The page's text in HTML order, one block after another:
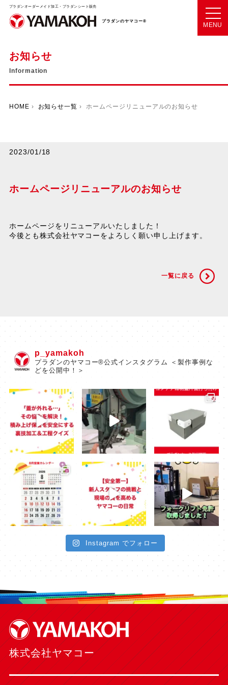
プラダンオーダーメイド加工・プラダンシート販売
プラダンのヤマコー®
MENU
お知らせ
Information
HOME › お知らせ一覧 › ホームページリニューアルのお知らせ
2023/01/18
ホームページリニューアルのお知らせ
ホームページをリニューアルいたしました！
今後とも株式会社ヤマコーをよろしく願い申し上げます。
一覧に戻る
p_yamakoh
プラダンのヤマコー®公式インスタグラム ＜製作事例な
どを公開中！＞
Instagram でフォロー
株式会社ヤマコー